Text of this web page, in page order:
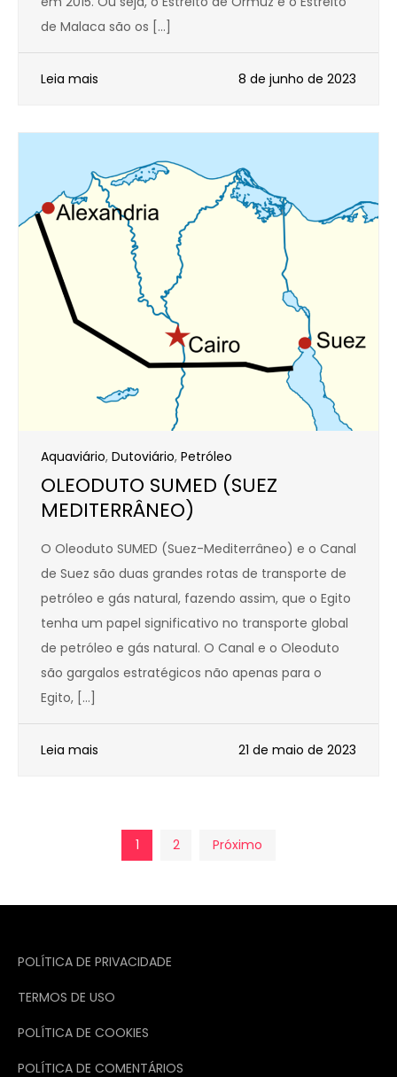
de Malaca são os […]
Leia mais 8 de junho de 2023
Aquaviário, Dutoviário, Petróleo
OLEODUTO SUMED (SUEZ
MEDITERRÂNEO)
O Oleoduto SUMED (Suez-Mediterrâneo) e o Canal
de Suez são duas grandes rotas de transporte de
petróleo e gás natural, fazendo assim, que o Egito
tenha um papel significativo no transporte global
de petróleo e gás natural. O Canal e o Oleoduto
são gargalos estratégicos não apenas para o
Egito, […]
Leia mais 21 de maio de 2023
Paginação
de
posts
1 2 Próximo
POLÍTICA DE PRIVACIDADE
TERMOS DE USO
POLÍTICA DE COOKIES
POLÍTICA DE COMENTÁRIOS